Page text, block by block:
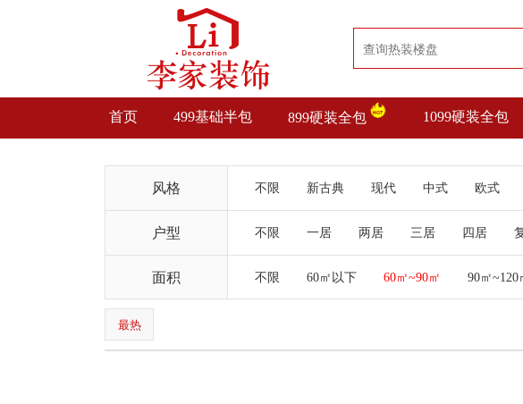
首页 499基础半包 899硬装全包 1099硬装全包
风格 不限 新古典 现代 中式 欧式
户型 不限 一居 两居 三居 四居
面积 不限 60㎡以下 60㎡~90㎡ 90㎡~120
最热